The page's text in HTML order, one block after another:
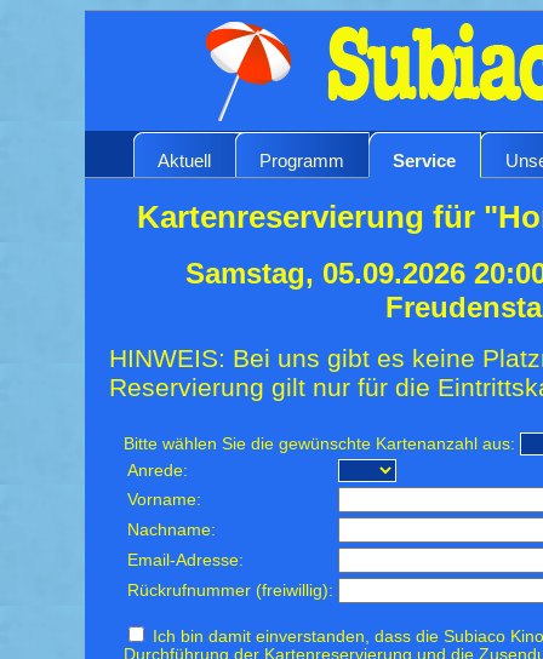
Aktuell Programm Service
Kartenreservierung für
Samstag, 05.09.2026
HINWEIS: Bei uns gibt es keine
Reservierung gilt nur für die
Bitte wählen Sie die gewünschte Kartenanzahl aus:
Anrede:
Vorname:
Nachname:
Email-Adresse:
Rückrufnummer (freiwillig):
Ich bin damit einverstanden, dass die Subiaco
Durchführung der Kartenreservierung und die